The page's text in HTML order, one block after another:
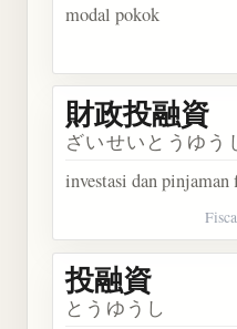
modal pokok
財政投融資
ざいせいとうゆう
investasi dan pinjaman
投融資
とうゆうし